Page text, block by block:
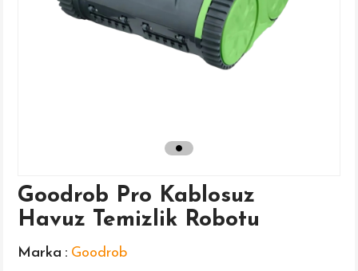
Goodrob Pro Kablosuz
Havuz Temizlik Robotu
Marka : Goodrob